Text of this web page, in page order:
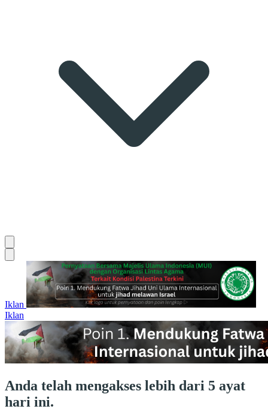
Iklan
Iklan
Anda telah mengakses lebih dari 5 ayat
hari ini.